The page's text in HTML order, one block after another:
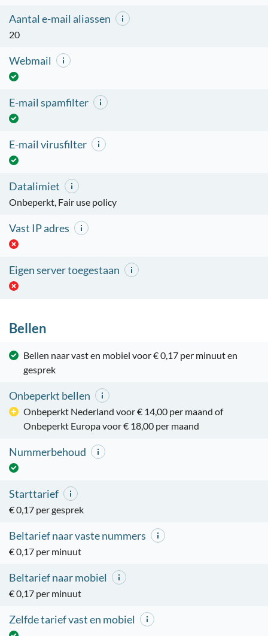
Aantal e-mail aliassen
20
Webmail
E-mail spamfilter
E-mail virusfilter
Datalimiet
Onbeperkt, Fair use policy
Vast IP adres
Eigen server toegestaan
Bellen
Bellen naar vast en mobiel voor € 0,17 per minuut en
gesprek
Onbeperkt bellen
Onbeperkt Nederland voor € 14,00 per maand of
Onbeperkt Europa voor € 18,00 per maand
Nummerbehoud
Starttarief
€ 0,17 per gesprek
Beltarief naar vaste nummers
€ 0,17 per minuut
Beltarief naar mobiel
€ 0,17 per minuut
Zelfde tarief vast en mobiel